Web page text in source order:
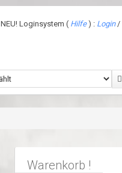
NEU! Loginsystem ( Hilfe) : Login/
Warenkorb !